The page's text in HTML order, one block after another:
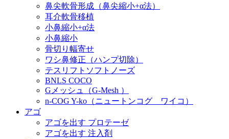
鼻尖軟骨形成（鼻尖縮小+α法）
耳介軟骨移植
小鼻縮小+α法
小鼻縮小
骨切り幅寄せ
ワシ鼻修正（ハンプ切除）
テスリフトソフトノーズ
BNLS COCO
Gメッシュ（G-Mesh ）
n-COG Y-ko（ニュートンコグ ワイコ）
アゴ
アゴを出す プロテーゼ
アゴを出す 注入剤